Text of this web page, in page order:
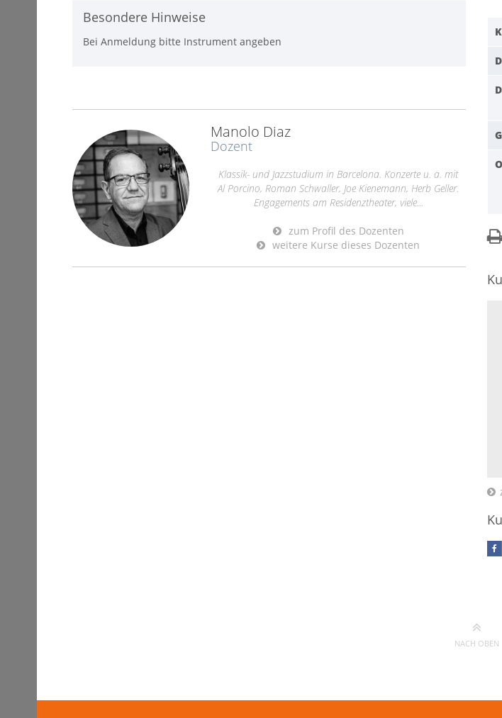
Besondere Hinweise
Bei Anmeldung bitte Instrument angeben
Manolo Diaz
Dozent
Klassik- und Jazzstudium in Barcelona. Konzerte u. a. mit
Al Porcino, Roman Schwaller, Joe Kienemann, Herb Geller.
Engagements am Residenztheater, viele...
zum Profil des Dozenten
weitere Kurse dieses Dozenten
NACH OBEN